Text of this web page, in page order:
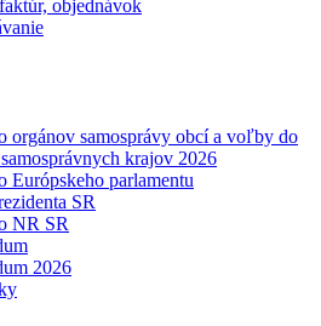
objednávok
orgánov samosprávy obcí a voľby do
krajov 2026
Európskeho parlamentu
SR
NR SR
2026